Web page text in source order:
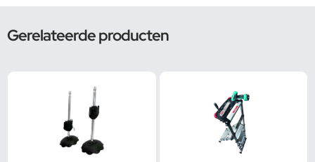
Gerelateerde producten